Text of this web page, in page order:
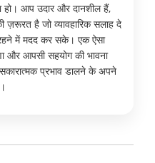
हो। आप उदार और दानशील हैं,
ज़रूरत है जो व्यावहारिक सलाह दे
में मदद कर सके। एक ऐसा
और आपसी सहयोग की भावना
प्रभाव डालने के अपने